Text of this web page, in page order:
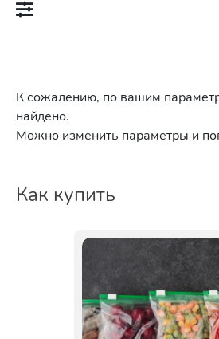
К сожалению, по вашим
найдено.
Можно изменить параметры и
Как купить